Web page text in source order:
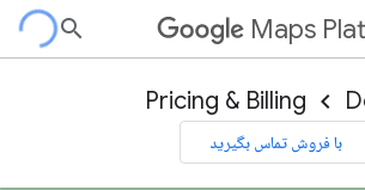
Maps
Pricing & Billing
با فروش تماس بگیرید